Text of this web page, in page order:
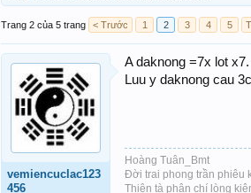
Trang 2 của 5 trang < Trước 1 2 3 4 5
vemiencuclac123
456
A daknong =7x lot x7.
Luu y daknong cau
Hoàng Tuân_Bmt
Đời trai phong trần phiêu
Thiện tà phân chí lòng